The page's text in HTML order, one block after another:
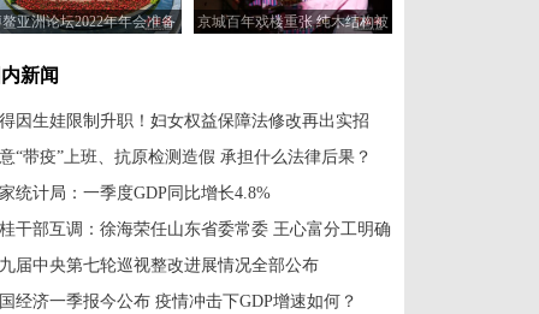
亚洲论坛2022年年会准备
京城百年戏楼重张 纯木结构被
新闻
因生娃限制升职！妇女权益保障法修改再出实招
“带疫”上班、抗原检测造假 承担什么法律后果？
统计局：一季度GDP同比增长4.8%
干部互调：徐海荣任山东省委常委 王心富分工明确
届中央第七轮巡视整改进展情况全部公布
经济一季报今公布 疫情冲击下GDP增速如何？